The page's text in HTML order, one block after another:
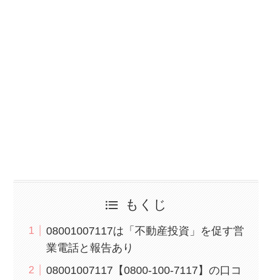
もくじ
08001007117は「不動産投資」を促す営
業電話と報告あり
08001007117【0800-100-7117】の口コ